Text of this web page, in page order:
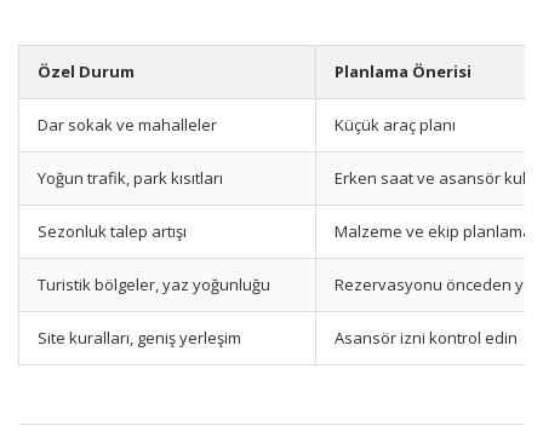
Özel Durum Planlama Önerisi
Dar sokak ve mahalleler Küçük araç planı
Yoğun trafik, park kısıtları Erken saat ve asansör
Sezonluk talep artışı Malzeme ve ekip planlaması
Turistik bölgeler, yaz yoğunluğu Rezervasyonu önceden
Site kuralları, geniş yerleşim Asansör izni kontrol edin